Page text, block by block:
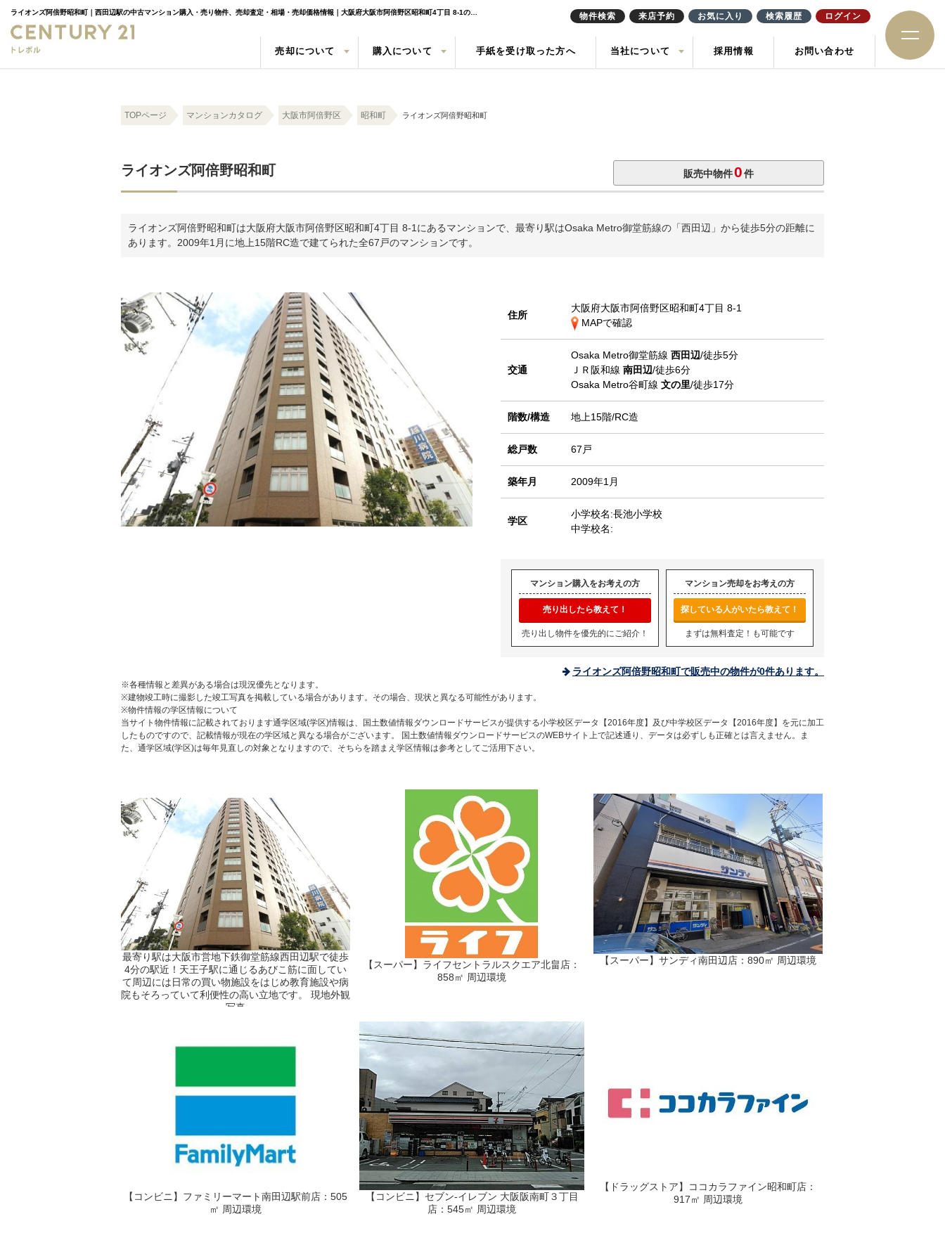
売却について
空き家 相続 買取
購入について
町名検索 学区検索 現地販売会情報
手紙を受け取った方へ 当社について 採用情報 お問い合わせ
TOPページ マンションカタログ 大阪市阿倍野区 昭和町 ライオンズ阿倍野昭和町
ライオンズ阿倍野昭和町 販売中物件0件
ライオンズ阿倍野昭和町は大阪府大阪市阿倍野区昭和町4丁目 8-1にあるマンションで、最寄り駅はOsaka Metro御堂筋線の「西田辺」から徒歩5分の距離に
あります。2009年1月に地上15階RC造で建てられた全67戸のマンションです。
住所
大阪府大阪市阿倍野区昭和町4丁目 8-1
MAPで確認
交通
Osaka Metro御堂筋線 西田辺/徒歩5分
ＪＲ阪和線 南田辺/徒歩6分
Osaka Metro谷町線 文の里/徒歩17分
階数/構造 地上15階/RC造
総戸数 67戸
築年月 2009年1月
学区
小学校名:長池小学校
中学校名:
マンション購入をお考えの方
売り出したら教えて！
売り出し物件を優先的にご紹介！
マンション売却をお考えの方
探している人がいたら教えて！
まずは無料査定！も可能です
ライオンズ阿倍野昭和町で販売中の物件が0件あります。
※各種情報と差異がある場合は現況優先となります。
※建物竣工時に撮影した竣工写真を掲載している場合があります。その場合、現状と異なる可能性があります。
※物件情報の学区情報について
当サイト物件情報に記載されております通学区域(学区)情報は、国土数値情報ダウンロードサービスが提供する小学校区データ【2016年度】及び中学校区データ【2016年度】を元に加工
したものですので、記載情報が現在の学区域と異なる場合がございます。 国土数値情報ダウンロードサービスのWEBサイト上で記述通り、データは必ずしも正確とは言えません。ま
た、通学区域(学区)は毎年見直しの対象となりますので、そちらを踏まえ学区情報は参考としてご活用下さい。
最寄り駅は大阪市営地下鉄御堂筋線西田辺駅で徒歩
4分の駅近！天王子駅に通じるあびこ筋に面してい
て周辺には日常の買い物施設をはじめ教育施設や病
院もそろっていて利便性の高い立地です。 現地外観
写真
【スーパー】ライフセントラルスクエア北畠店：
858㎡ 周辺環境
【スーパー】サンディ南田辺店：890㎡ 周辺環境
【コンビニ】ファミリーマート南田辺駅前店：505
㎡ 周辺環境
【コンビニ】セブン-イレブン 大阪阪南町３丁目
店：545㎡ 周辺環境
【ドラッグストア】ココカラファイン昭和町店：
917㎡ 周辺環境
物件検索 来店予約 お気に入り 検索履歴 ログイン